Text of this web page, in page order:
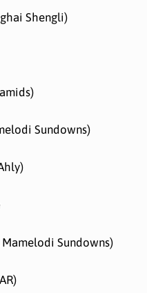
Shengli)
Sundowns)
Sundowns)